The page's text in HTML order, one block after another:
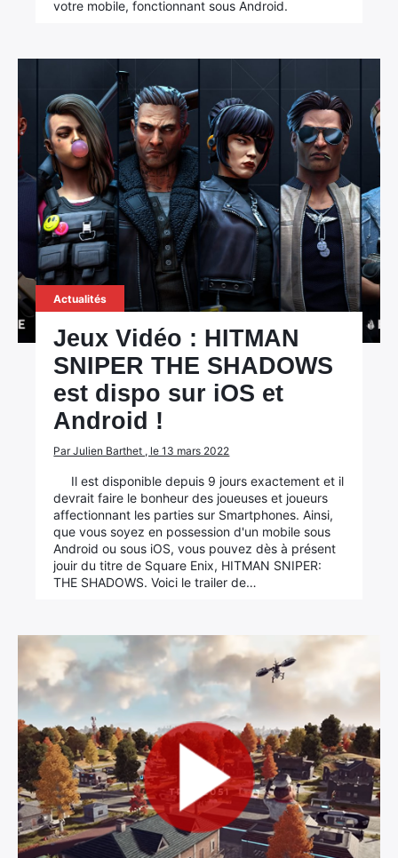
votre mobile, fonctionnant sous Android.
Actualités
Jeux Vidéo : HITMAN
SNIPER THE SHADOWS
est dispo sur iOS et
Android !
Par Julien Barthet , le 13 mars 2022
Il est disponible depuis 9 jours exactement et il
devrait faire le bonheur des joueuses et joueurs
affectionnant les parties sur Smartphones. Ainsi,
que vous soyez en possession d'un mobile sous
Android ou sous iOS, vous pouvez dès à présent
jouir du titre de Square Enix, HITMAN SNIPER:
THE SHADOWS. Voici le trailer de…